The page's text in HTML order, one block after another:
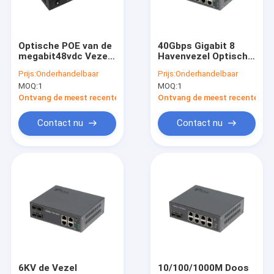
Ongeveer ons
Contacteer ons
Nieuws
Industriële Netwerkschakelaar
Optische POE van de
megabit48vdc Vezel
Koperhavens met
POE AT/AF
Prijs:Onderhandelbaar
MOQ:1
Ontvang de meest recente Prijs
Contact nu
40Gbps Gigabit 8
Havenvezel Optische
Geleide L2 voor
Binnengebruik
Prijs:Onderhandelbaar
MOQ:1
Ontvang de meest recente
Contact nu
6KV de Vezel
10/100/1000M Doos